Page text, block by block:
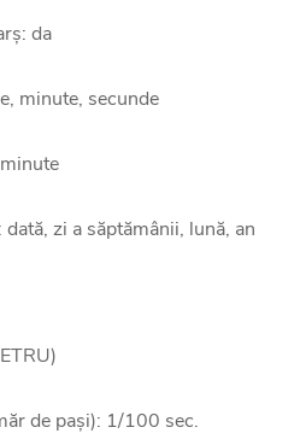
da
minute, secunde
zi a săptămânii, lună, an
de pași): 1/100 sec.